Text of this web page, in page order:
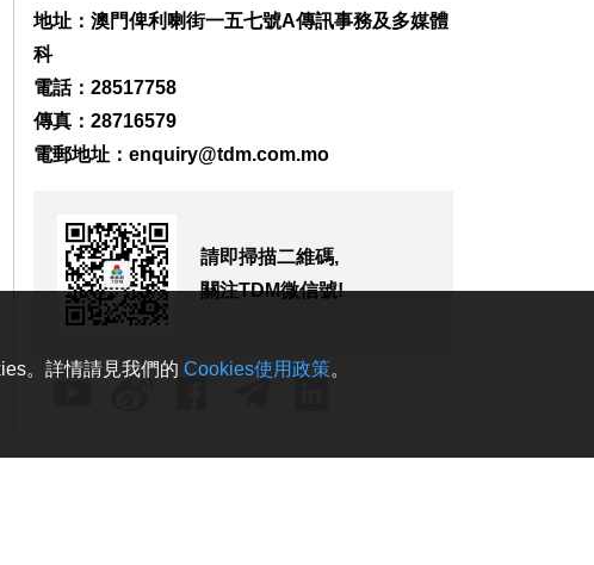
159
0
156
0
司警介入騙案阻匯款
249
0
地址：澳門俾利喇街一五七號A傳訊事務及多媒體
科
電話：28517758
傳真：28716579
電郵地址： enquiry@tdm.com.mo
請即掃描二維碼,
關注TDM微信號!
。詳情請見我們的 Cookies使用政策。